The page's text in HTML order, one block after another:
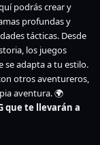
podrás crear y
profundas y
tácticas. Desde
los juegos
se adapta a tu estilo.
otros aventureros,
aventura. 🌍
que te llevarán a